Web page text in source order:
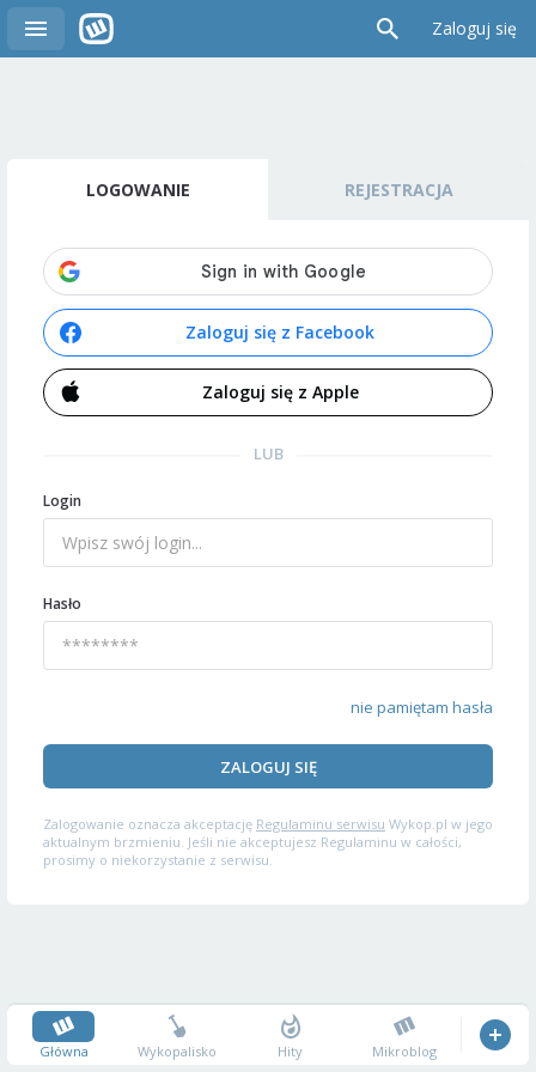
Zaloguj się
LOGOWANIE REJESTRACJA
Zaloguj się z Facebook
Zaloguj się z Apple
LUB
Login
Hasło
nie pamiętam hasła
ZALOGUJ SIĘ
Zalogowanie oznacza akceptację Regulaminu serwisu Wykop.pl w jego
aktualnym brzmieniu. Jeśli nie akceptujesz Regulaminu w całości,
prosimy o niekorzystanie z serwisu.
Główna Wykopalisko Hity Mikroblog